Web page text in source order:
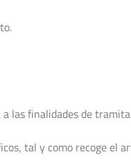
las finalidades de
tal y como recoge el